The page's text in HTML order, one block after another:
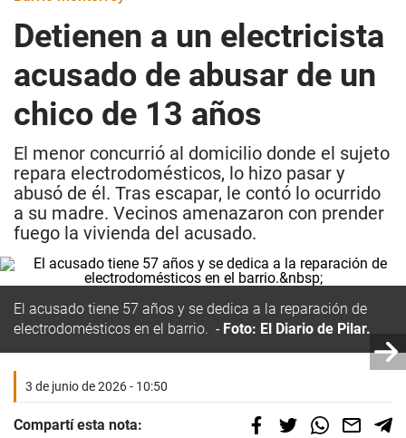
Detienen a un electricista
acusado de abusar de un
chico de 13 años
El menor concurrió al domicilio donde el sujeto
repara electrodomésticos, lo hizo pasar y
abusó de él. Tras escapar, le contó lo ocurrido
a su madre. Vecinos amenazaron con prender
fuego la vivienda del acusado.
El acusado tiene 57 años y se dedica a la reparación de
electrodomésticos en el barrio.
Foto: El Diario de Pilar.
3 de junio de 2026 - 10:50
Compartí esta nota: